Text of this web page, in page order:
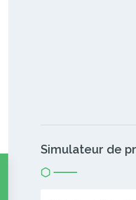
Simulateur de